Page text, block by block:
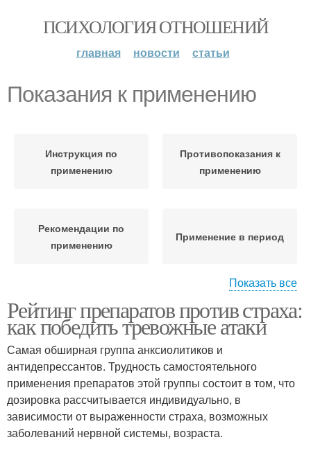
ПСИХОЛОГИЯ ОТНОШЕНИЙ
главная новости статьи
Показания к применению
Инструкция по
применению
Противопоказания к
применению
Рекомендации по
применению
Применение в период
беременности
применению
Показания к назначению
Показать все
Рейтинг препаратов против страха:
как победить тревожные атаки
Самая обширная группа анксиолитиков и
антидепрессантов. Трудность самостоятельного
применения препаратов этой группы состоит в том, что
дозировка рассчитывается индивидуально, в
зависимости от выраженности страха, возможных
заболеваний нервной системы, возраста.